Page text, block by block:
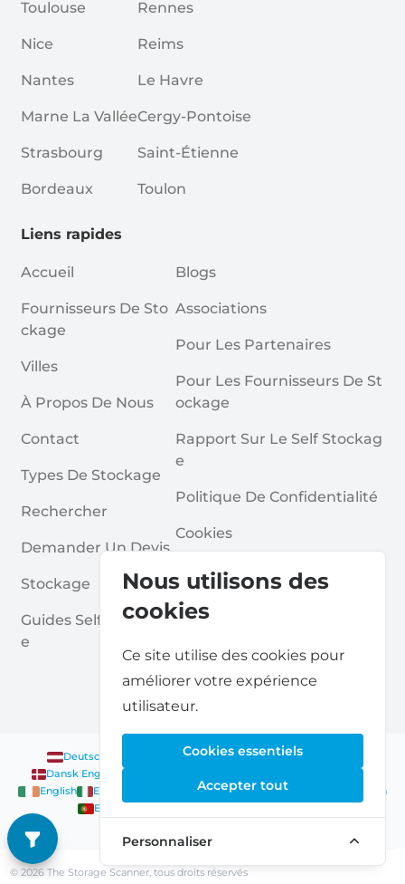
Nous utilisons des
cookies
Ce site utilise des cookies pour
améliorer votre expérience
utilisateur.
Cookies essentiels
Accepter tout
Personnaliser
Toulouse
Nice
Nantes
Marne La Vallée
Strasbourg
Bordeaux
Rennes
Reims
Le Havre
Cergy-Pontoise
Saint-Étienne
Toulon
Liens rapides
Accueil
Fournisseurs De Sto
Ckage
Villes
À Propos De Nous
Contact
Types De Stockage
Rechercher
Demander Un Devis
Stockage
Guides Self Stockag
E
Blogs
Associations
Pour Les Partenaires
Pour Les Fournisseurs De St
Ockage
Rapport Sur Le Self Stockag
E
Politique De Confidentialité
Cookies
Conditions Générales
Questions Fréquentes
Deutsch Nederlands|Français|English
Dansk English
English
English
English Nederlands|English Norsk
English
English
© 2026 The Storage Scanner, tous droits réservés